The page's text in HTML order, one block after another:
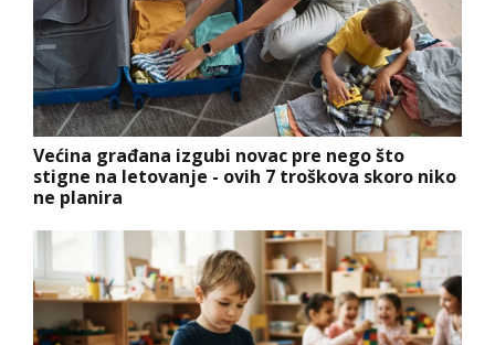
Većina građana izgubi novac pre nego što
stigne na letovanje - ovih 7 troškova skoro niko
ne planira